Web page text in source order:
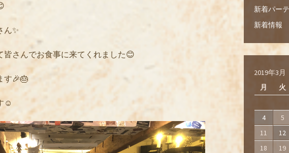
ん✨
さんでお食事に来てくれました😊
す🎉🎂
☺️
新着パー
新着情報
2019年3月
月
火
4
5
11
12
18
19